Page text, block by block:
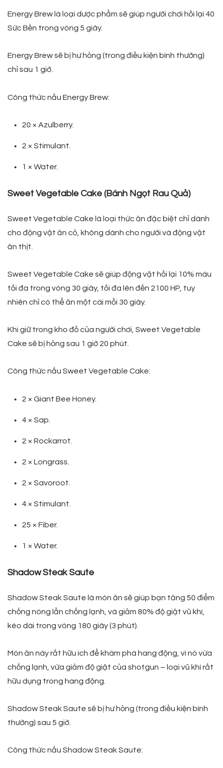
Energy Brew là loại dược phẩm sẽ giúp người chơi hồi lại 40
Sức Bền trong vòng 5 giây.
Energy Brew sẽ bị hư hỏng (trong điều kiện bình thường)
chỉ sau 1 giờ.
Công thức nấu Energy Brew:
20 × Azulberry.
2 × Stimulant.
1 × Water.
Sweet Vegetable Cake (Bánh Ngọt Rau Quả)
Sweet Vegetable Cake là loại thức ăn đặc biệt chỉ dành
cho động vật ăn cỏ, không dành cho người và động vật
ăn thịt.
Sweet Vegetable Cake sẽ giúp động vật hồi lại 10% máu
tối đa trong vòng 30 giây, tối đa lên đến 2100 HP, tuy
nhiên chỉ có thể ăn một cái mỗi 30 giây.
Khi giữ trong kho đồ của người chơi, Sweet Vegetable
Cake sẽ bị hỏng sau 1 giờ 20 phút.
Công thức nấu Sweet Vegetable Cake:
2 × Giant Bee Honey.
4 × Sap.
2 × Rockarrot.
2 × Longrass.
2 × Savoroot.
4 × Stimulant.
25 × Fiber.
1 × Water.
Shadow Steak Saute
Shadow Steak Saute là món ăn sẽ giúp bạn tăng 50 điểm
chống nóng lẫn chống lạnh, và giảm 80% độ giật vũ khí,
kéo dài trong vòng 180 giây (3 phút).
Món ăn này rất hữu ích để khám phá hang động, vì nó vừa
chống lạnh, vừa giảm độ giật của shotgun – loại vũ khí rất
hữu dụng trong hang động.
Shadow Steak Saute sẽ bị hư hỏng (trong điều kiện bình
thường) sau 5 giờ.
Công thức nấu Shadow Steak Saute: